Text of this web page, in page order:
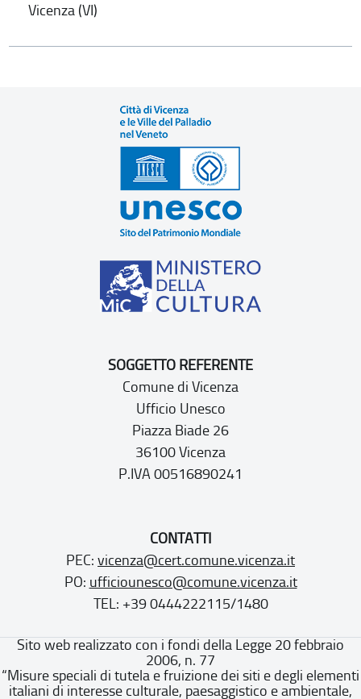
Vicenza (VI)
SOGGETTO REFERENTE
Comune di Vicenza
Ufficio Unesco
Piazza Biade 26
36100 Vicenza
P.IVA 00516890241
CONTATTI
PEC: vicenza@cert.comune.vicenza.it
PO: ufficiounesco@comune.vicenza.it
TEL: +39 0444222115/1480
Sito web realizzato con i fondi della Legge 20 febbraio
2006, n. 77
“Misure speciali di tutela e fruizione dei siti e degli elementi
italiani di interesse culturale, paesaggistico e ambientale,